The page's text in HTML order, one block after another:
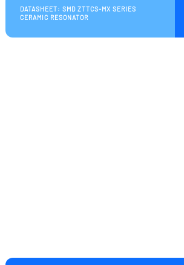
DATASHEET: SMD ZTTCS-MX SERIES
CERAMIC RESONATOR